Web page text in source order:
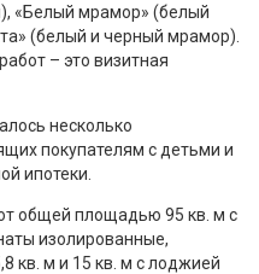
«Белый мрамор» (белый
(белый и черный мрамор).
– это визитная
несколько
покупателям с детьми и
ипотеки.
общей площадью 95 кв. м с
изолированные,
кв. м и 15 кв. м с лоджией